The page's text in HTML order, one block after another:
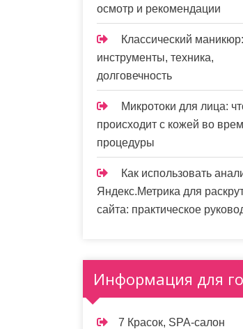
осмотр и рекомендации
Классический маникюр:
инструменты, техника,
долговечность
Микротоки для лица:
происходит с кожей во
процедуры
Как использовать
Яндекс.Метрика для
сайта: практическое
Информация для
7 Красок, SPA-салон